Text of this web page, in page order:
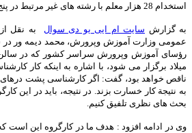
استخدام 28 هزار معلم با رشته های غیر مرتبط در پنج سال گذشته :
به گزارش سایت ام ایی یو دی سوال به نقل
عمومی وزارت آموزش وپرورش، محمد دیمه ور
رؤسای آموزش وپرورش سراسر کشور که در سالن
میلاد برگزار می شود، با اشاره به اینکه کار
ناقص خواهد بود، گفت: اگر کارشناسی پشت
به نتیجة کار خسارت بزند. در نتیجه، باید در این
بحث های نظری تلفیق کنیم.
وی در ادامه افزود : هدف ما در کارگروه این است